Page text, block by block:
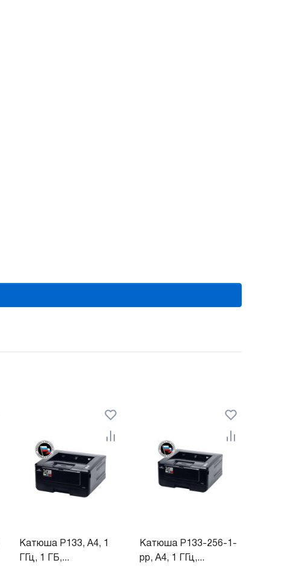
Катюша P133, A4, 1
ГГц, 1 ГБ,...
Катюша P133-256-1-
pp, A4, 1 ГГц,...